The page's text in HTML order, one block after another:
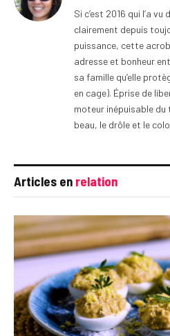
Si c’est 2016 qui l’a
clairement depuis
puissance, cette
adresse et bonheur
sa famille qu’elle
en cage). Éprise de
moteur inépuisable
beau, le drôle et le
Articles en relation